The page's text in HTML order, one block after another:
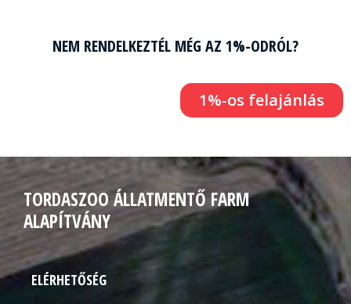
NEM RENDELKEZTÉL MÉG AZ 1%-ODRÓL?
1%-os felajánlás
TORDASZOO ÁLLATMENTŐ FARM
ALAPÍTVÁNY
ELÉRHETŐSÉG